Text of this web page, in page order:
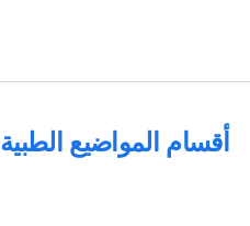
أقسام المواضيع الطبية